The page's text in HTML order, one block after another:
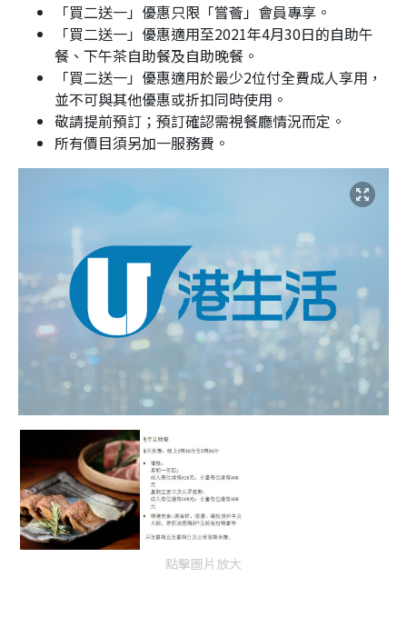
「買二送一」優惠只限「嘗薈」會員專享。
「買二送一」優惠適用至2021年4月30日的自助午
餐、下午茶自助餐及自助晚餐。
「買二送一」優惠適用於最少2位付全費成人享用，
並不可與其他優惠或折扣同時使用。
敬請提前預訂；預訂確認需視餐廳情況而定。
所有價目須另加一服務費。
點擊圖片放大